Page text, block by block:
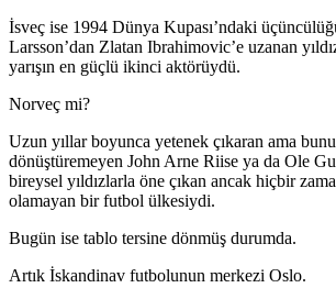
İsveç ise 1994 Dünya Kupası’ndaki
Larsson’dan Zlatan Ibrahimovic’e uzanan
yarışın en güçlü ikinci aktörüydü.
Norveç mi?
Uzun yıllar boyunca yetenek çıkaran ama bunu
dönüştüremeyen John Arne Riise ya da Ole
bireysel yıldızlarla öne çıkan ancak hiçbir
olamayan bir futbol ülkesiydi.
Bugün ise tablo tersine dönmüş durumda.
Artık İskandinav futbolunun merkezi Oslo.